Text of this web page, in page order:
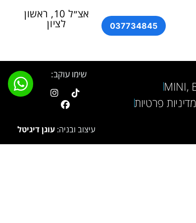
037734845
אצ״ל 10, ראשון
לציון
מדיניות פרטיות
שימו עוקב:
עיצוב ובניה:עוגן דיגיטל